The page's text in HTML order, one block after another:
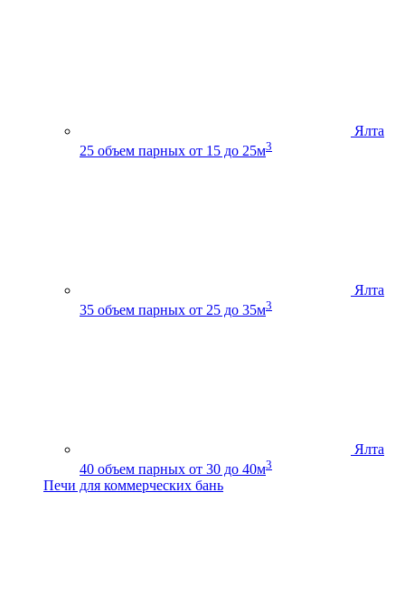
Ялта
25 объем парных от 15 до 25м3
Ялта
35 объем парных от 25 до 35м3
Ялта
40 объем парных от 30 до 40м3
Печи для коммерческих бань